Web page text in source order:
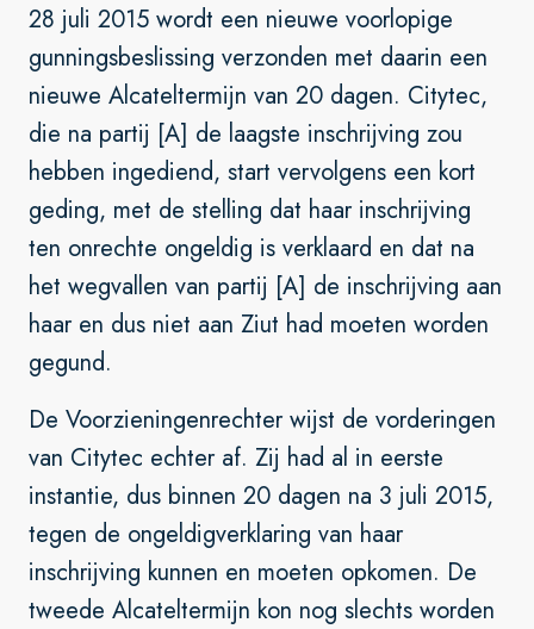
28 juli 2015 wordt een nieuwe voorlopige
gunningsbeslissing verzonden met daarin een
nieuwe Alcateltermijn van 20 dagen. Citytec,
die na partij [A] de laagste inschrijving zou
hebben ingediend, start vervolgens een kort
geding, met de stelling dat haar inschrijving
ten onrechte ongeldig is verklaard en dat na
het wegvallen van partij [A] de inschrijving aan
haar en dus niet aan Ziut had moeten worden
gegund.
De Voorzieningenrechter wijst de vorderingen
van Citytec echter af. Zij had al in eerste
instantie, dus binnen 20 dagen na 3 juli 2015,
tegen de ongeldigverklaring van haar
inschrijving kunnen en moeten opkomen. De
tweede Alcateltermijn kon nog slechts worden